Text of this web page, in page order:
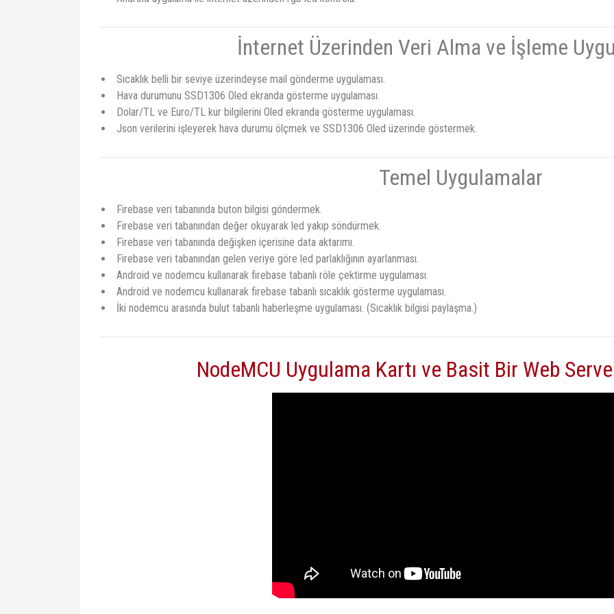
İnternet Üzerinden Veri Alma ve İşleme
Sıcaklık belli bir seviye üzerindeyse mail gönderme uygulaması.
Hava durumunu SSD1306 Oled ekranda gösterme uygulaması.
Dolar/TL ve Euro/TL kur bilgilerini Oled ekranda gösterme uygulaması.
Json verilerini işleyerek hava durumu ölçmek ve SSD1306 Oled üzerinde göstermek.
Temel Uygulamalar
Firebase veri tabanında buton bilgisi göndermek.
Firebase veri tabanından değer okuyarak led yakıp söndürmek.
Firebase veri tabanında değişken içerisine data aktarımı.
Firebase veri tabanından gelen veriye göre led parlaklığının ayarlanması.
Android ve nodemcu kullanarak firebase tabanlı röle çektirme uygulaması.
Android ve nodemcu kullanarak firebase tabanlı sıcaklık gösterme uygulaması.
İki nodemcu arasında bulut tabanlı haberleşme uygulaması. (Sıcaklık bilgisi paylaşma.)
NodeMCU Uygulama Kartı ve Basit Bir Web